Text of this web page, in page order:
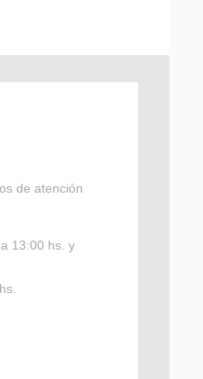
de atención
13:00 hs. y